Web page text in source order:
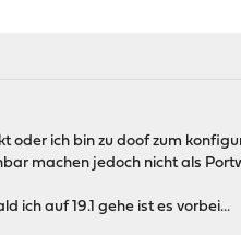
oder ich bin zu doof zum
machen jedoch nicht als
ich auf 19.1 gehe ist es vorbei...